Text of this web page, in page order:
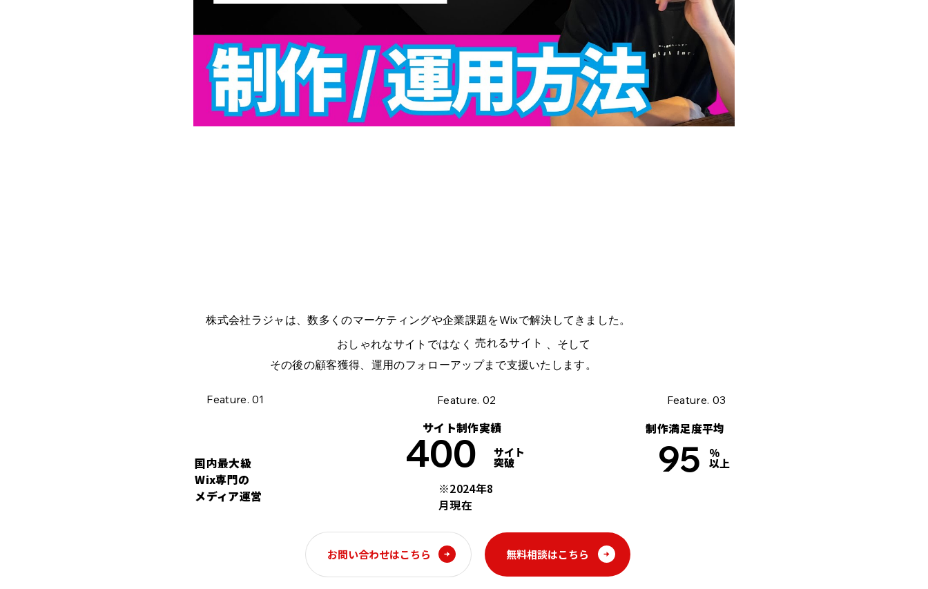
株式会社ラジャは、数多くのマーケティングや企業課題をWixで解決してきました。
おしゃれなサイトではなく売れるサイト 、そして
その後の顧客獲得、運用のフォローアップまで支援いたします。
国内最大級
Wix専門の
メディア運営
Feature. 01
サイト制作実績
400 サイト
突破
※2024年8
月現在
Feature. 02
95 %
以上
制作満足度平均
Feature. 03
お問い合わせはこちら 無料相談はこちら